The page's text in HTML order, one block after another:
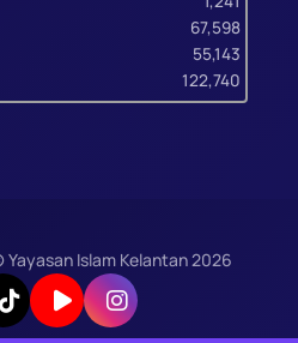
67,598
55,143
122,740
Islam Kelantan2026